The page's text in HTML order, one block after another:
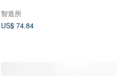
智造所
US$ 74.84